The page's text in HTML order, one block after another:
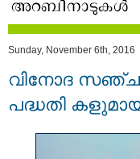
Sunday, November 6th, 2016
വിനോദ
പദ്ധതി